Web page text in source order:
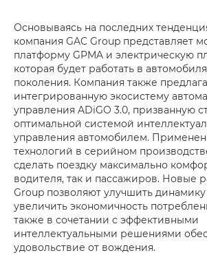
Основываясь на последних
компания GAC Group представляет
платформу GPMA и электрическую
которая будет работать в
поколения. Компания также
интегрированную экосистему
управления ADiGO 3.0, призванную
оптимальной системой
управления автомобилем.
технологий в серийном
сделать поездку максимально
водителя, так и пассажиров. Новые
Group позволяют улучшить
увеличить экономичность
также в сочетании с эффективными
интеллектуальными решениями
удовольствие от вождения.